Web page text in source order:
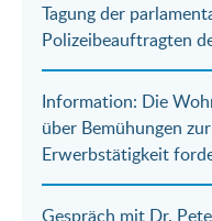
Mail
Tagung der
Polizeibeauftragten
Information: Die
über Bemühungen
Erwerbstätigkeit
Gespräch mit Dr.